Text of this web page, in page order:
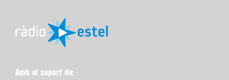
Amb el suport de: